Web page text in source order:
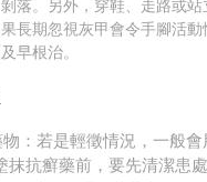
落。
另外，穿鞋、走路或
長期忽視灰甲會令手腳活動
早根治。
： 若是輕徵情況，一般
抗癬藥前，要先清潔患處